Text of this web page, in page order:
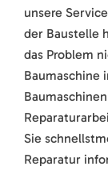
unsere
der Baustelle
das Problem
Baumaschine
Sie
Reparatur